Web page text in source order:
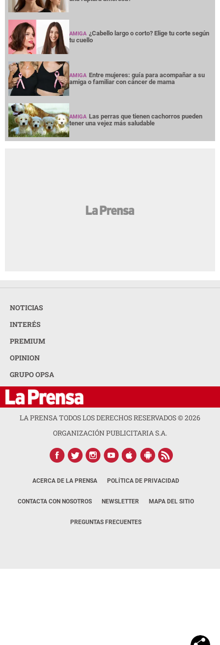
AMIGA ¿Cabello largo o corto? Elige tu corte según
tu cuello
AMIGA Entre mujeres: guía para acompañar a su
amiga o familiar con cáncer de mama
AMIGA Las perras que tienen cachorros pueden
tener una vejez más saludable
NOTICIAS
INTERÉS
PREMIUM
OPINION
GRUPO OPSA
LA PRENSA TODOS LOS DERECHOS RESERVADOS ©2026
ORGANIZACIÓN PUBLICITARIA S.A.
ACERCA DE LA PRENSA POLÍTICA DE PRIVACIDAD
CONTACTA CON NOSOTROS NEWSLETTER MAPA DEL SITIO
PREGUNTAS FRECUENTES